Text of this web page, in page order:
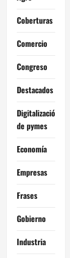
Coberturas
Comercio
Congreso
Destacados
Digitalización
de pymes
Economía
Empresas
Frases
Gobierno
Industria